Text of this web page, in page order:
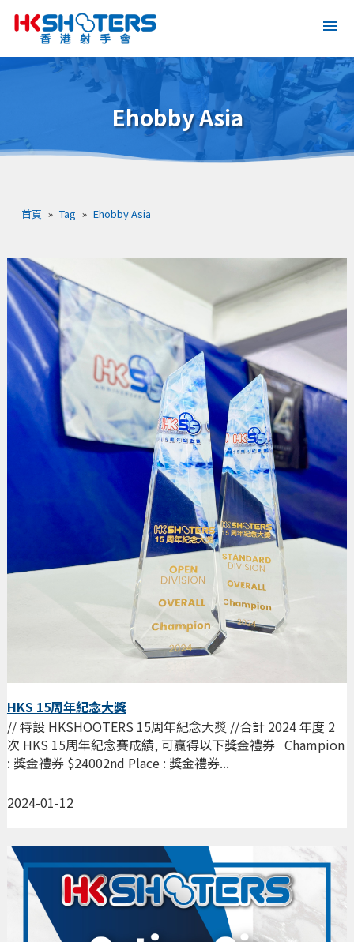
Ehobby Asia
首頁 » Tag » Ehobby Asia
HKS 15周年紀念大獎
2024-01-12
// 特設 HKSHOOTERS 15周年紀念大獎 //合計 2024 年度 2
次 HKS 15周年紀念賽成績, 可贏得以下獎金禮券 Champion
: 獎金禮券 $24002nd Place : 獎金禮券...